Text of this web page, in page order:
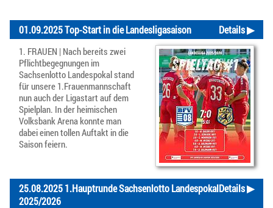
Details ▶
01.09.2025 Top-Start in die Landesligasaison
1. FRAUEN | Nach bereits zwei
Pflichtbegegnungen im
Sachsenlotto Landespokal stand
für unsere 1.Frauenmannschaft
nun auch der Ligastart auf dem
Spielplan. In der heimischen
Volksbank Arena konnte man
dabei einen tollen Auftakt in die
Saison feiern.
Details ▶
25.08.2025 1.Hauptrunde Sachsenlotto Landespokal
2025/2026